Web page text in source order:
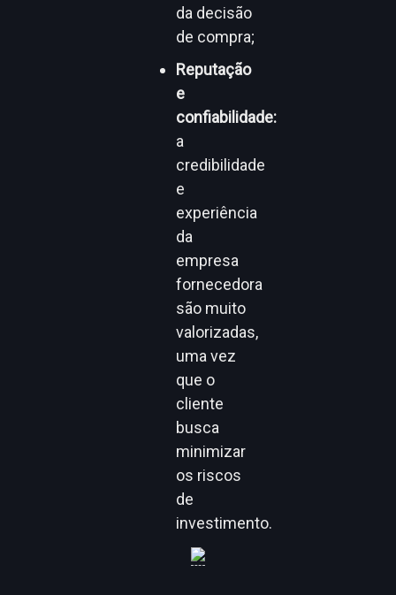
da decisão
de compra;
Reputação
e
confiabilidade:
a
credibilidade
e
experiência
da
empresa
fornecedora
são muito
valorizadas,
uma vez
que o
cliente
busca
minimizar
os riscos
de
investimento.